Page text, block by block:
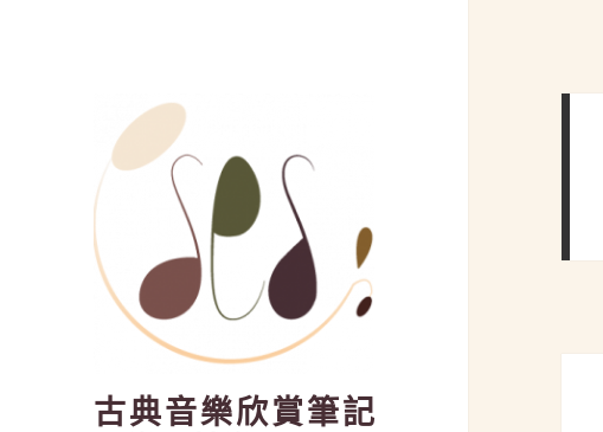
古典音樂欣賞筆記